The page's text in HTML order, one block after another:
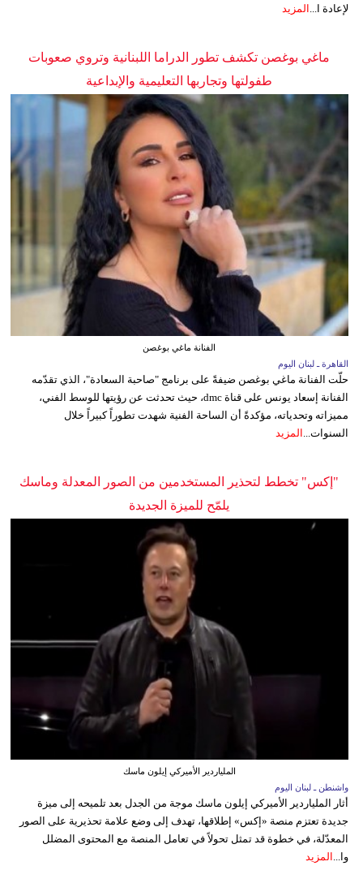
لإعادة ا...
المزيد
ماغي بوغصن تكشف تطور الدراما اللبنانية وتروي صعوبات
طفولتها وتجاربها التعليمية والإبداعية
الفنانة ماغي بوغصن
القاهرة ـ لبنان اليوم
حلّت الفنانة ماغي بوغصن ضيفةً على برنامج "صاحبة السعادة"، الذي تقدّمه
الفنانة إسعاد يونس على قناة dmc، حيث تحدثت عن رؤيتها للوسط الفني،
مميزاته وتحدياته، مؤكدةً أن الساحة الفنية شهدت تطوراً كبيراً خلال
السنوات... المزيد
"إكس" تخطط لتحذير المستخدمين من الصور المعدلة وماسك
يلمّح للميزة الجديدة
الملياردير الأميركي إيلون ماسك
واشنطن ـ لبنان اليوم
أثار الملياردير الأميركي إيلون ماسك موجة من الجدل بعد تلميحه إلى ميزة
جديدة تعتزم منصة «إكس» إطلاقها، تهدف إلى وضع علامة تحذيرية على الصور
المعدّلة، في خطوة قد تمثل تحولاً في تعامل المنصة مع المحتوى المضلل
وا... المزيد